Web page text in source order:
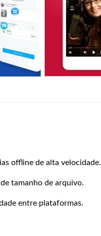
offline de alta velocidade.
tamanho de arquivo.
entre plataformas.